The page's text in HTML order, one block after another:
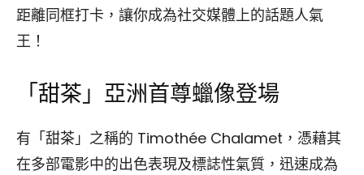
距離同框打卡，讓你成為社交媒體上的話題人氣
王！
「甜茶」亞洲首尊蠟像登場
有「甜茶」之稱的 Timothée Chalamet，憑藉其
在多部電影中的出色表現及標誌性氣質，迅速成為